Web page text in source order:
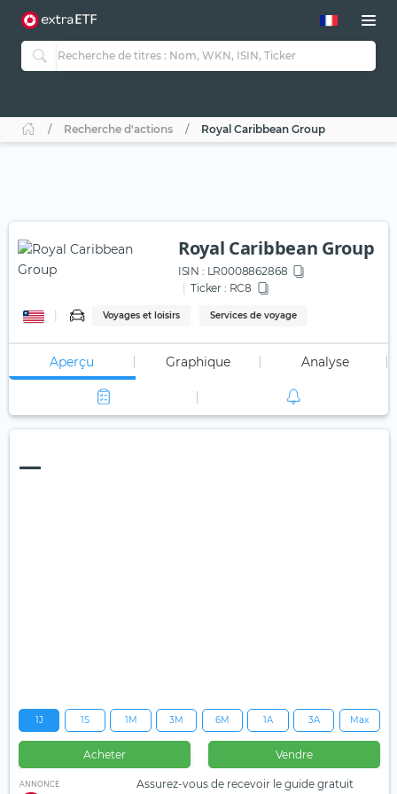
Recherche d'actions Royal Caribbean Group
Royal Caribbean Group
ISIN : LR0008862868
Ticker : RC8
Voyages et loisirs Services de voyage
Aperçu Graphique Analyse
—
1J 1S 1M 3M 6M 1A 3A Max
Acheter Vendre
ANNONCE
Assurez-vous de recevoir le guide gratuit